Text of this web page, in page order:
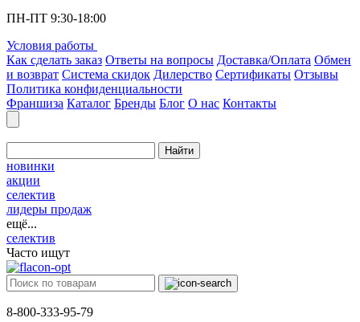
ПН-ПТ 9:30-18:00
Условия работы
Как сделать заказ Ответы на вопросы Доставка/Оплата Обмен
и возврат Система скидок Дилерство Сертификаты Отзывы
Политика конфиденциальности
Франшиза Каталог Бренды Блог О нас Контакты
Найти
новинки
акции
селектив
лидеры продаж
ещё...
селектив
Часто ищут
8-800-333-95-79